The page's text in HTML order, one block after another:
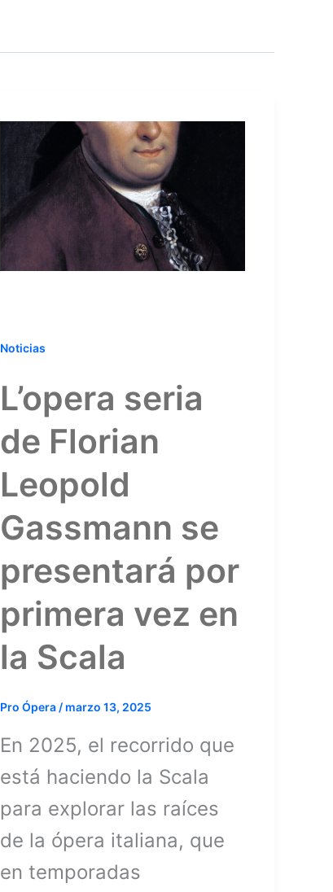
Noticias
L’opera seria
de Florian
Leopold
Gassmann se
presentará por
primera vez en
la Scala
Pro Ópera / marzo 13, 2025
En 2025, el recorrido que
está haciendo la Scala
para explorar las raíces
de la ópera italiana, que
en temporadas